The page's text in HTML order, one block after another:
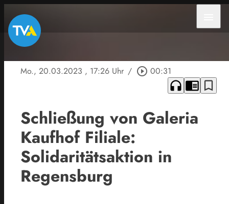
Mo., 20.03.2023 , 17:26 Uhr / play_circle_outline 00:31
headphones chrome_reader_mode bookmark_border
Schließung von Galeria
Kaufhof Filiale:
Solidaritätsaktion in
Regensburg